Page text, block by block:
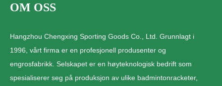
OM OSS
Hangzhou Chengxing Sporting Goods Co., Ltd. Grunnlagt i
1996, vårt firma er en profesjonell produsenter og
engrosfabrikk. Selskapet er en høyteknologisk bedrift som
spesialiserer seg på produksjon av ulike badmintonracketer,